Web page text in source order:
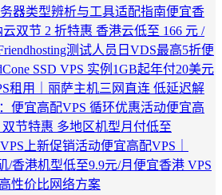
器类型辨析与工具适配指南便宜香
双节 2 折特惠 香港云低至 166 元 /
测试人员日VDS最高5折便
SSD VPS 实例1GB起年付20美元
租用｜丽萨主机三网直连 低延迟解
便宜高配VPS 循环优惠活动便宜高
节特惠 多地区机型月付低至
上新促销活动便宜高配VPS｜
/香港机型低至9.9元/月 便宜香港 VPS
性价比网络方案